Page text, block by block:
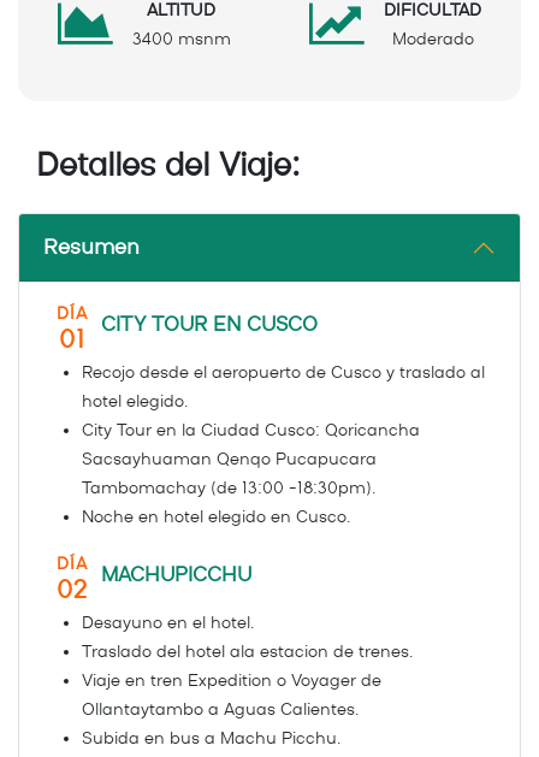
ALTITUD
3400 msnm
DIFICULTAD
Moderado
Detalles del Viaje:
Resumen
DÍA
01
CITY TOUR EN CUSCO
Recojo desde el aeropuerto de Cusco y traslado al
hotel elegido.
City Tour en la Ciudad Cusco: Qoricancha
Sacsayhuaman Qenqo Pucapucara
Tambomachay (de 13:00 -18:30pm).
Noche en hotel elegido en Cusco.
DÍA
02
MACHUPICCHU
Desayuno en el hotel.
Traslado del hotel ala estacion de trenes.
Viaje en tren Expedition o Voyager de
Ollantaytambo a Aguas Calientes.
Subida en bus a Machu Picchu.